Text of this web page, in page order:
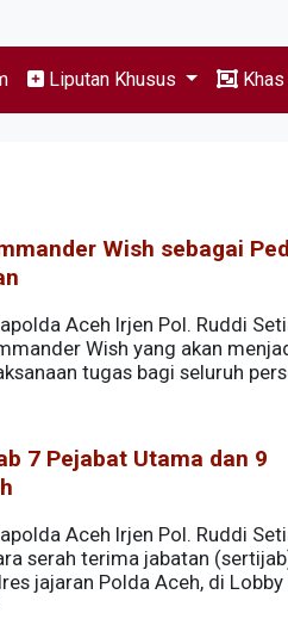
Liputan Khusus Khas
Wish sebagai
Aceh Irjen Pol. Ruddi
Wish yang akan
tugas bagi seluruh
di Gedung Presisi Polda
7 Pejabat Utama dan 9
Aceh Irjen Pol. Ruddi
serah terima jabatan
jajaran Polda Aceh, di Lobby